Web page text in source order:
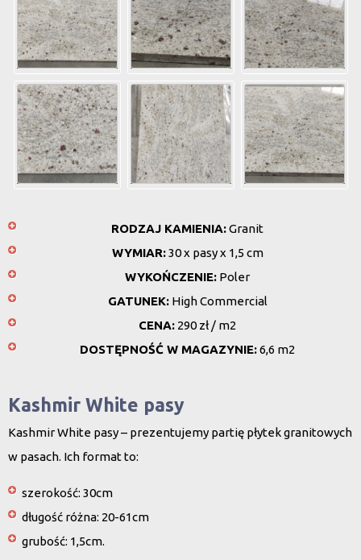
RODZAJ KAMIENIA:Granit
WYMIAR:30 x pasy x 1,5 cm
WYKOŃCZENIE: Poler
GATUNEK:High Commercial
CENA: 290 zł / m2
DOSTĘPNOŚĆ W MAGAZYNIE:6,6 m2
Kashmir White pasy
Kashmir White pasy – prezentujemy partię płytek granitowych
w pasach. Ich format to:
szerokość: 30cm
długość różna: 20-61cm
grubość: 1,5cm.